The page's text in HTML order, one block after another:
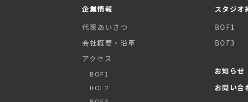
企業情報
代表あいさつ
会社概要・沿革
アクセス
BOF1
BOF2
スタジオ
BOF1
BOF3
お知らせ
お問い合